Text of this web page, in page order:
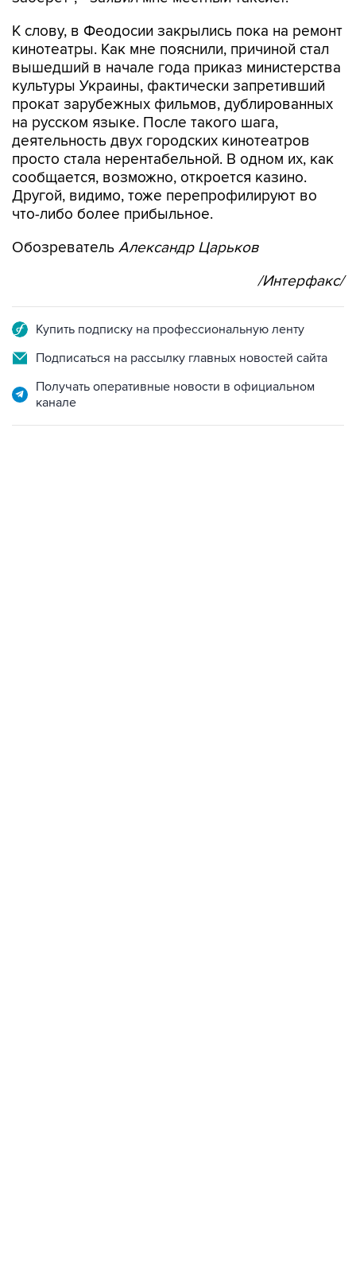
К слову, в Феодосии закрылись пока на ремонт
кинотеатры. Как мне пояснили, причиной стал
вышедший в начале года приказ министерства
культуры Украины, фактически запретивший
прокат зарубежных фильмов, дублированных
на русском языке. После такого шага,
деятельность двух городских кинотеатров
просто стала нерентабельной. В одном их, как
сообщается, возможно, откроется казино.
Другой, видимо, тоже перепрофилируют во
что-либо более прибыльное.
Обозреватель Александр Царьков
/Интерфакс/
Купить подписку на профессиональную ленту
Подписаться на рассылку главных новостей сайта
Получать оперативные новости в официальном
канале